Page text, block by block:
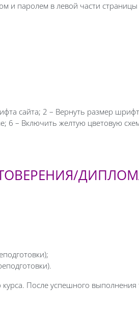
и паролем в левой части
сайта; 2 – Вернуть размер
6 – Включить желтую цветовую
После успешного